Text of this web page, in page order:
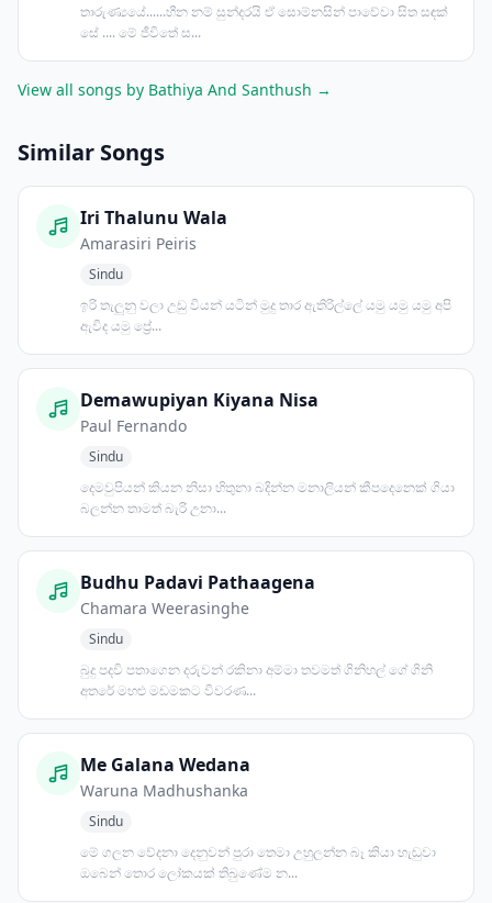
තාරුණ්‍යයේ......හීන නම් සුන්දරයි ඒ සොම්නසින් පාවේවා සිත සඳක්
සේ .... මේ ජීවිතේ ස...
View all songs by Bathiya And Santhush →
Similar Songs
Iri Thalunu Wala
Amarasiri Peiris
Sindu
ඉරි තැලුනු වලා උඩු වියන් යටින් මුදු තාර ඇතිරිල්ලේ යමු යමු යමු අපි
ඇවිද යමු ප්‍රේ...
Demawupiyan Kiyana Nisa
Paul Fernando
Sindu
දෙමවුපියන් කියන නිසා හිතුනා බදින්න මනාලියන් කීපදෙනෙක් ගියා
බලන්න තාමත් බැරි උනා...
Budhu Padavi Pathaagena
Chamara Weerasinghe
Sindu
බුදු පදවි පතාගෙන දරුවන් රකිනා අම්මා තවමත් ගිනිහල් ගේ ගිනි
අතරේ මහළු මඩමකට විවරණ...
Me Galana Wedana
Waruna Madhushanka
Sindu
මේ ගලන වේදනා දෙනුවන් පුරා තෙමා උහුලන්න බෑ කියා හැඬුවා
ඔබෙන් තොර ලෝකයක් තිබුණේම න...